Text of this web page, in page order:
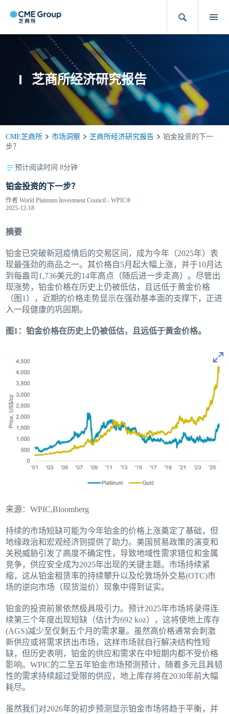
芝商所经济研究报告
CME芝商所 市场洞察 芝商所经济研究报告
铂金投资的下一
步？
预计阅读时间 8分钟
铂金投资的下一步？
作者World Platinum Investment Council - WPIC®
2025-12-18
摘要
铂金已突破新冠疫情后的交易区间，成为今年（2025年）表
现最强劲的商品之一。其价格自5月起大幅上涨，并于10月达
到每盎司1,736美元的14年高点（随后进一步走高）。尽管出
现涨势，铂金价格在历史上仍被低估，且远低于黄金价格
（图1），近期的价格走势显示在强劲基本面的支撑下，正进
入一段健康的巩固期。
图1：铂金价格在历史上仍被低估，且远低于黄金价格。
来源：WPIC,Bloomberg
持续的市场短缺可能为今年铂金的价格上涨奠定了基础，但
地缘政治和宏观经济则提供了助力。美国贸易政策的演变和
关税威胁引发了高度不确定性，导致地域性需求错位和金属
竞争，供应安全成为2025年出现的关键主题。市场持续紧
缩，这从铂金租赁率的持续攀升以及伦敦场外交易(OTC)市
场的逆向市场（现货溢价）现象中得到证实。
铂金的投资前景依然极具吸引力。预计2025年市场将录得连
续第三个年度出现短缺（估计为692 koz），这将使地上库存
(AGS)减少至仅剩五个月的需求量。虽然高价格通常会刺激
新供应或将需求挤出市场，这样市场就自行解决结构性短
缺，但历史表明，铂金的供应和需求在中短期内都不受价格
影响。WPIC的二至五年铂金市场预测预计，随着多元且具韧
性的需求持续超过受限的供应，地上库存将在2030年前大幅
耗尽。
虽然我们对2026年的初步预测显示铂金市场将趋于平衡，并